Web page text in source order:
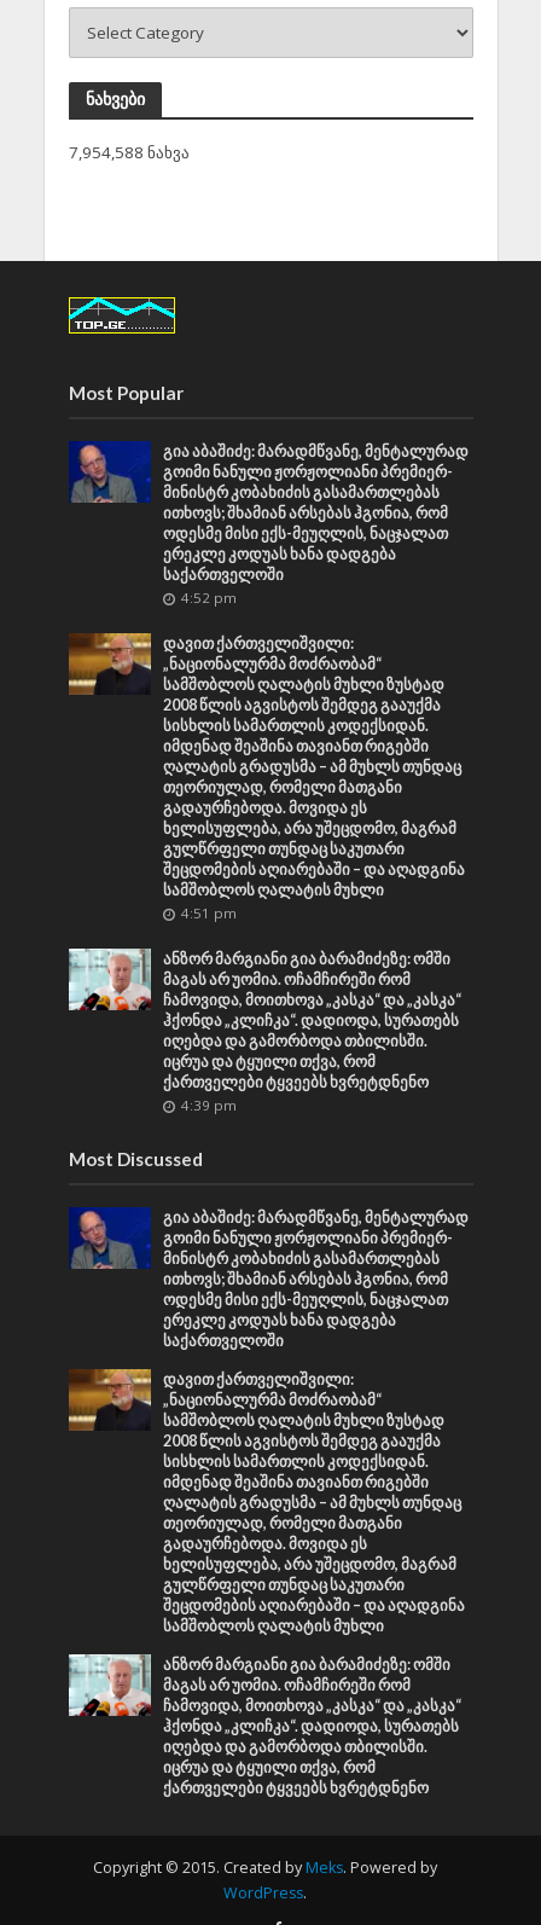
ნახვები
7,954,588 ნახვა
Most Popular
გია აბაშიძე: მარადმწვანე, მენტალურად
გოიმი ნანული ჟორჟოლიანი პრემიერ-
მინისტრ კობახიძის გასამართლებას
ითხოვს; შხამიან არსებას ჰგონია, რომ
ოდესმე მისი ექს-მეუღლის, ნაცჯალათ
ერეკლე კოდუას ხანა დადგება
საქართველოში
4:52 pm
დავით ქართველიშვილი:
„ნაციონალურმა მოძრაობამ“
სამშობლოს ღალატის მუხლი ზუსტად
2008 წლის აგვისტოს შემდეგ გააუქმა
სისხლის სამართლის კოდექსიდან.
იმდენად შეაშინა თავიანთ რიგებში
ღალატის გრადუსმა – ამ მუხლს თუნდაც
თეორიულად, რომელი მათგანი
გადაურჩებოდა. მოვიდა ეს
ხელისუფლება, არა უშეცდომო, მაგრამ
გულწრფელი თუნდაც საკუთარი
შეცდომების აღიარებაში – და აღადგინა
სამშობლოს ღალატის მუხლი
4:51 pm
ანზორ მარგიანი გია ბარამიძეზე: ომში
მაგას არ უომია. ოჩამჩირეში რომ
ჩამოვიდა, მოითხოვა „კასკა“ და „კასკა“
ჰქონდა „კლიჩკა“. დადიოდა, სურათებს
იღებდა და გამორბოდა თბილისში.
იცრუა და ტყუილი თქვა, რომ
ქართველები ტყვეებს ხვრეტდნენო
4:39 pm
Most Discussed
გია აბაშიძე: მარადმწვანე, მენტალურად
გოიმი ნანული ჟორჟოლიანი პრემიერ-
მინისტრ კობახიძის გასამართლებას
ითხოვს; შხამიან არსებას ჰგონია, რომ
ოდესმე მისი ექს-მეუღლის, ნაცჯალათ
ერეკლე კოდუას ხანა დადგება
საქართველოში
დავით ქართველიშვილი:
„ნაციონალურმა მოძრაობამ“
სამშობლოს ღალატის მუხლი ზუსტად
2008 წლის აგვისტოს შემდეგ გააუქმა
სისხლის სამართლის კოდექსიდან.
იმდენად შეაშინა თავიანთ რიგებში
ღალატის გრადუსმა – ამ მუხლს თუნდაც
თეორიულად, რომელი მათგანი
გადაურჩებოდა. მოვიდა ეს
ხელისუფლება, არა უშეცდომო, მაგრამ
გულწრფელი თუნდაც საკუთარი
შეცდომების აღიარებაში – და აღადგინა
სამშობლოს ღალატის მუხლი
ანზორ მარგიანი გია ბარამიძეზე: ომში
მაგას არ უომია. ოჩამჩირეში რომ
ჩამოვიდა, მოითხოვა „კასკა“ და „კასკა“
ჰქონდა „კლიჩკა“. დადიოდა, სურათებს
იღებდა და გამორბოდა თბილისში.
იცრუა და ტყუილი თქვა, რომ
ქართველები ტყვეებს ხვრეტდნენო
Copyright © 2015. Created by Meks. Powered by
WordPress.